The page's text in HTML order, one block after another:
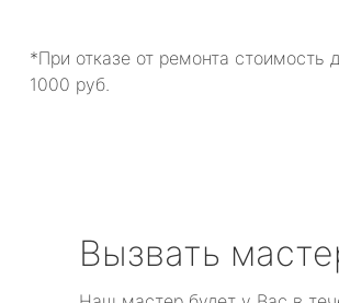
*При отказе от ремонта стоимость
1000 руб.
Вызвать